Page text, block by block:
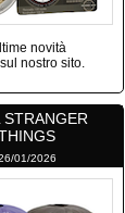
novità
nostro sito.
STRANGER
01/2026